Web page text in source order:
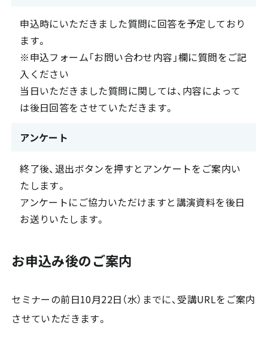
申込時にいただきました質問に回答を予定しており
ます。
※申込フォーム「お問い合わせ内容」欄に質問をご記
入ください
当日いただきました質問に関しては、内容によって
は後日回答をさせていただきます。
アンケート
終了後、退出ボタンを押すとアンケートをご案内い
たします。
アンケートにご協力いただけますと講演資料を後日
お送りいたします。
お申込み後のご案内
セミナーの前日10月22日（水）までに、受講URLをご案内
させていただきます。